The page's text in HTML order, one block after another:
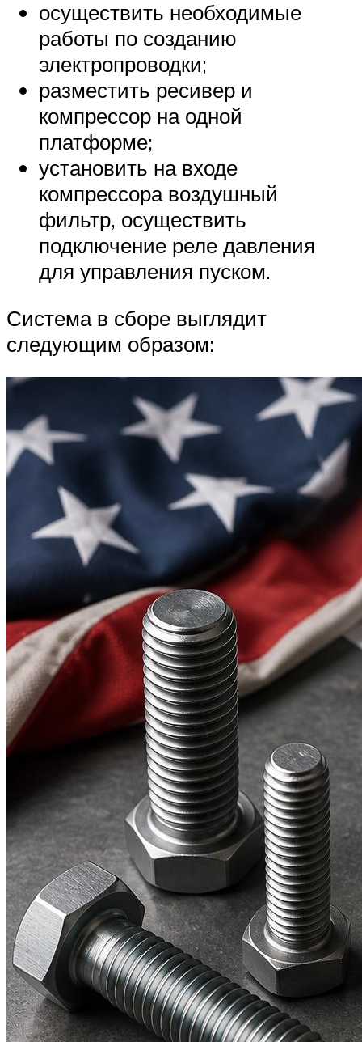
осуществить необходимые
работы по созданию
электропроводки;
разместить ресивер и
компрессор на одной
платформе;
установить на входе
компрессора воздушный
фильтр, осуществить
подключение реле давления
для управления пуском.
Система в сборе выглядит
следующим образом: